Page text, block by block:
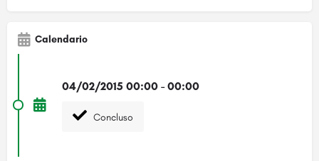
Calendario
04/02/2015 00:00 - 00:00
Concluso